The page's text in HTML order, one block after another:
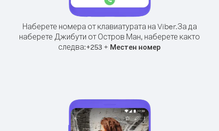
Наберете номера от клавиатурата на Viber.За да
наберете Джибути от Остров Ман, наберете както
следва:+253 + Местен номер